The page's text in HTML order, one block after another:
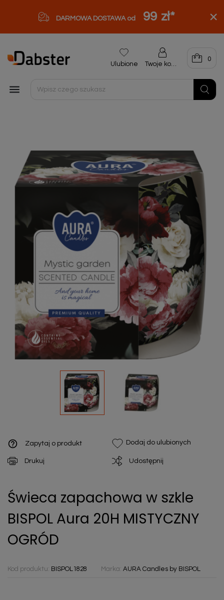
DARMOWA DOSTAWA od 99 zł*

Ulubione Twoje konto
0
help_outline Zapytaj o produkt Dodaj do ulubionych
Drukuj Udostępnij
Świeca zapachowa w szkle
BISPOL Aura 20H MISTYCZNY
OGRÓD
Kod produktu: BISPOL1828 Marka: AURA Candles by BISPOL